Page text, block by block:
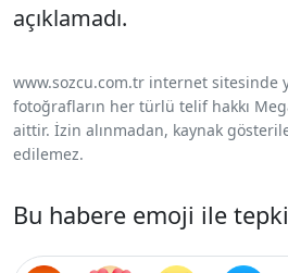
açıklamadı.
www.sozcu.com.tr internet sitesinde
fotoğrafların her türlü telif hakkı
aittir. İzin alınmadan, kaynak
edilemez.
Bu habere emoji ile